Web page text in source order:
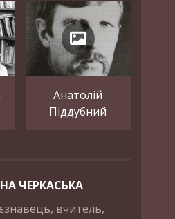
Анатолій
Піддубний
ЧЕРКАСЬКА
вчитель,